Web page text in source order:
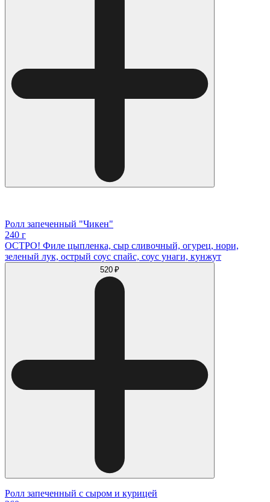
Ролл запеченный "Чикен"
240 г
ОСТРО! Филе цыпленка, сыр сливочный, огурец, нори,
зеленый лук, острый соус спайс, соус унаги, кунжут
520 ₽
Ролл запеченный с сыром и курицей